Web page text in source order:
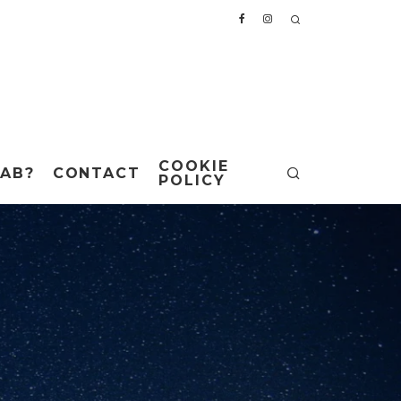
CONTACT
COOKIE
POLICY